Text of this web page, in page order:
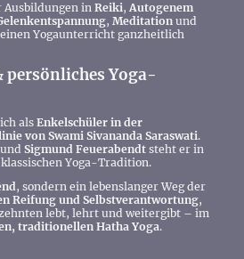
Ausbildungen in Reiki, Autogenem
, Meditation und
Yogaunterricht ganzheitlich
Yoga-
als Enkelschüler in der
von Swami Sivananda Saraswati.
Sigmund Feuerabendt steht er in
Yoga-Tradition.
, sondern ein lebenslanger Weg der
Reifung und Selbstverantwortung,
lebt, lehrt und weitergibt – im
traditionellen Hatha Yoga.